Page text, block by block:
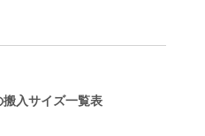
搬入サイズ一覧表